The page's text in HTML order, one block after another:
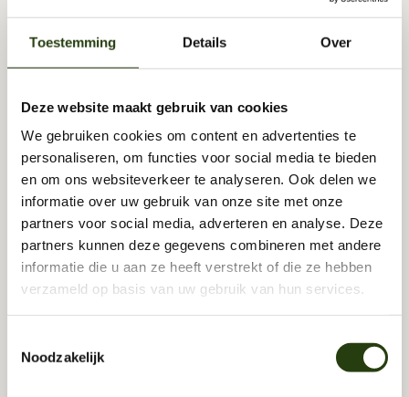
Toestemming Details Over
Deze website maakt gebruik van cookies
We gebruiken cookies om content en advertenties te
personaliseren, om functies voor social media te bieden
en om ons websiteverkeer te analyseren. Ook delen we
informatie over uw gebruik van onze site met onze
partners voor social media, adverteren en analyse. Deze
partners kunnen deze gegevens combineren met andere
informatie die u aan ze heeft verstrekt of die ze hebben
verzameld op basis van uw gebruik van hun services.
Noodzakelijk
jou?
Veel klanten kiezen voor een
abonnement voor structureel
behandeling.
Los tarief
€80/Per behandeling
Voor wie af en toe een massage wil zonder
verplichtingen.
Bekijk alle behandelingen
Een losse behandeling
Geen verplichtingen